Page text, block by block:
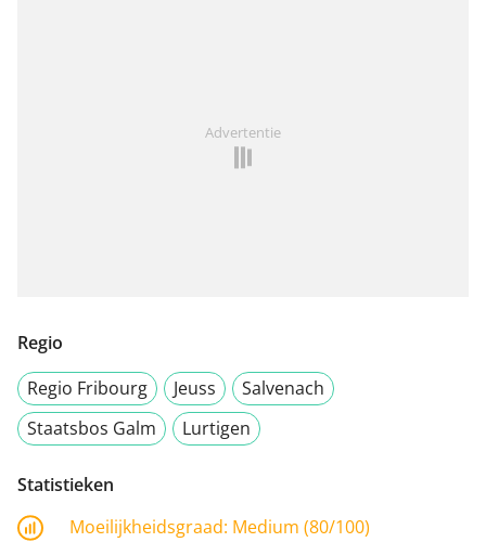
Advertentie
Regio
Regio Fribourg
Jeuss
Salvenach
Staatsbos Galm
Lurtigen
Statistieken
Moeilijkheidsgraad: Medium (80/100)